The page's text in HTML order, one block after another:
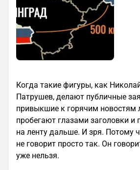
Когда такие фигуры, как
Патрушев, делают публичные
привыкшие к горячим новостям
пробегают глазами заголовки и
на ленту дальше. И зря. Потому
не говорит просто так. Он
уже нельзя.